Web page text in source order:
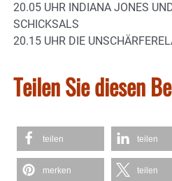
20.05 UHR INDIANA JONES
SCHICKSALS
20.15 UHR DIE
Teilen Sie diesen
teilen teilen
merken teilen